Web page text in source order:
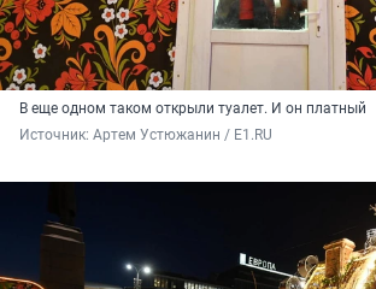
В еще одном таком открыли туалет. И он платный
Источник: Артем Устюжанин / E1.RU